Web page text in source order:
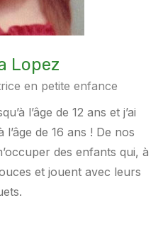
Lopez
en petite enfance
l’âge de 12 ans et j’ai
l’âge de 16 ans ! De nos
des enfants qui, à
et jouent avec leurs